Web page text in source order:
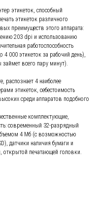
этикеток, способный
этикеток различного
преимуществ этого аппарата:
203 dpi и использованию
работоспособность
000 этикеток за рабочий день),
займет всего пару минут).
распознает 4 наиболее
этикеток, себестоимость
среди аппаратов подобного
комплектующие,
современный 32-разрядный
4 Мб (с возможностью
датчики наличия бумаги и
открытой печатающей головки.